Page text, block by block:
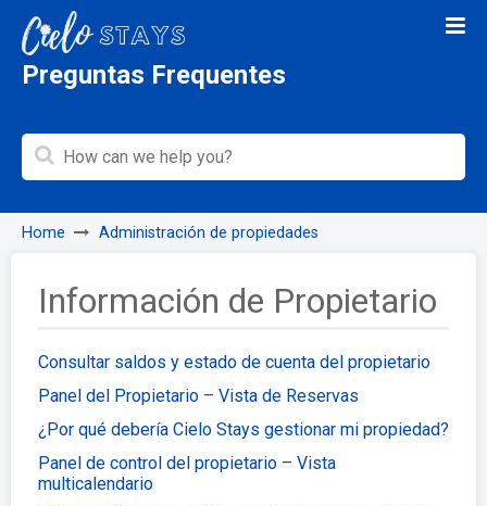
Preguntas Frequentes
Home Administración de propiedades
Información de Propietario
Consultar saldos y estado de cuenta del propietario
Panel del Propietario – Vista de Reservas
¿Por qué debería Cielo Stays gestionar mi propiedad?
Panel de control del propietario – Vista
multicalendario